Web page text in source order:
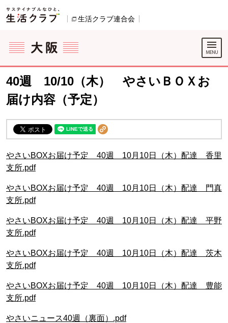
ページの先頭です。
生活クラブ連合会
ここからサイト内共通メニューです。
サイト内共通メニューをスキップする
サイト内共通メニューここまで。
40週 10/10（木） やさいＢＯＸお
届け内容（予定）
やさいBOXお届け予定 40週 10月10日（木）配達 香里
支所.pdf
やさいBOXお届け予定 40週 10月10日（木）配達 門真
支所.pdf
やさいBOXお届け予定 40週 10月10日（木）配達 平野
支所.pdf
やさいBOXお届け予定 40週 10月10日（木）配達 茨木
支所.pdf
やさいBOXお届け予定 40週 10月10日（木）配達 豊能
支所.pdf
やさいニュース40週（裏面）.pdf